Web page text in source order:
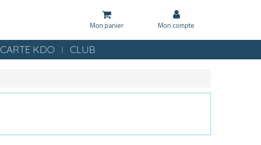
Mon panier Mon compte
CARTE KDO CLUB